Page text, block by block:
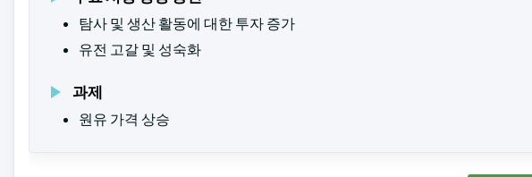
탐사 및 생산 활동에 대한 투자 증가
유전 고갈 및 성숙화
과제
원유 가격 상승